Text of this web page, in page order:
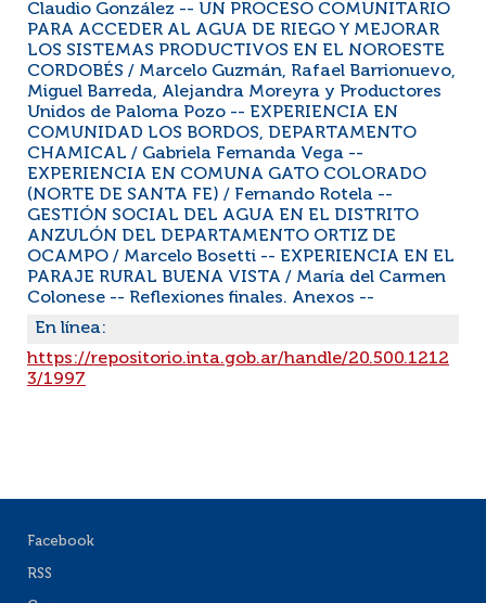
Claudio González -- UN PROCESO COMUNITARIO
PARA ACCEDER AL AGUA DE RIEGO Y MEJORAR
LOS SISTEMAS PRODUCTIVOS EN EL NOROESTE
CORDOBÉS / Marcelo Guzmán, Rafael Barrionuevo,
Miguel Barreda, Alejandra Moreyra y Productores
Unidos de Paloma Pozo -- EXPERIENCIA EN
COMUNIDAD LOS BORDOS, DEPARTAMENTO
CHAMICAL / Gabriela Fernanda Vega --
EXPERIENCIA EN COMUNA GATO COLORADO
(NORTE DE SANTA FE) / Fernando Rotela --
GESTIÓN SOCIAL DEL AGUA EN EL DISTRITO
ANZULÓN DEL DEPARTAMENTO ORTIZ DE
OCAMPO / Marcelo Bosetti -- EXPERIENCIA EN EL
PARAJE RURAL BUENA VISTA / María del Carmen
Colonese -- Reflexiones finales. Anexos --
En línea:
https://repositorio.inta.gob.ar/handle/20.500.1212
3/1997
Facebook
RSS